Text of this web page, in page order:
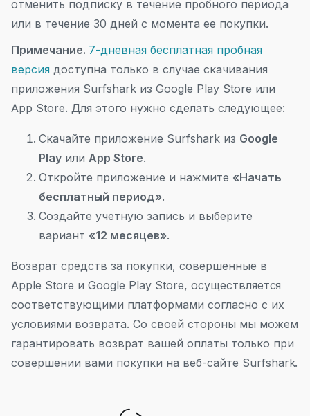
отменить подписку в течение пробного периода
или в течение 30 дней с момента ее покупки.
Примечание. 7-дневная бесплатная пробная
версиядоступна только в случае скачивания
приложения Surfshark из Google Play Store или
App Store. Для этого нужно сделать следующее:
Скачайте приложение Surfshark из Google
Playили App Store.
Откройте приложение и нажмите «Начать
бесплатный период».
Создайте учетную запись и выберите
вариант «12 месяцев».
Возврат средств за покупки, совершенные в
Apple Store и Google Play Store, осуществляется
соответствующими платформами согласно с их
условиями возврата. Со своей стороны мы можем
гарантировать возврат вашей оплаты только при
совершении вами покупки на веб-сайте Surfshark.